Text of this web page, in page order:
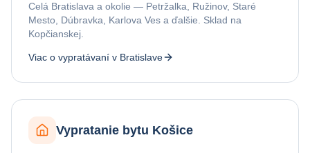
Celá Bratislava a okolie — Petržalka, Ružinov, Staré
Mesto, Dúbravka, Karlova Ves a ďalšie. Sklad na
Kopčianskej.
Viac o vypratávaní v Bratislave
Vypratanie bytu Košice